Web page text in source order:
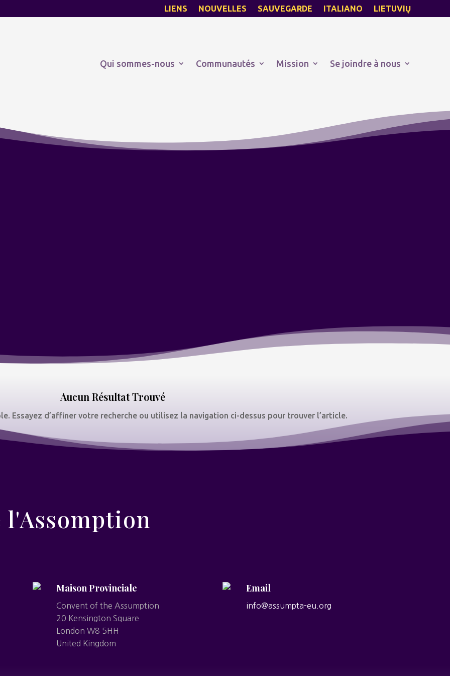
LIENS NOUVELLES SAUVEGARDE ITALIANO LIETUVIŲ
Qui sommes-nous Communautés Mission Se joindre à nous
Aucun Résultat Trouvé
Essayez d’affiner votre recherche ou utilisez la navigation ci-dessus pour trouver l’article.
l'Assomption
Maison Provinciale
Convent of the Assumption
20 Kensington Square
London W8 5HH
United Kingdom
Email
info@assumpta-eu.org